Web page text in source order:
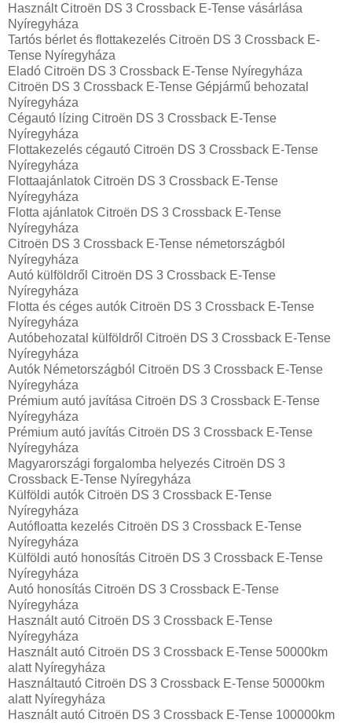
Használt Citroën DS 3 Crossback E-Tense vásárlása
Nyíregyháza
Tartós bérlet és flottakezelés Citroën DS 3 Crossback E-
Tense Nyíregyháza
Eladó Citroën DS 3 Crossback E-Tense Nyíregyháza
Citroën DS 3 Crossback E-Tense Gépjármű behozatal‎
Nyíregyháza
Cégautó lízing Citroën DS 3 Crossback E-Tense
Nyíregyháza
Flottakezelés cégautó Citroën DS 3 Crossback E-Tense
Nyíregyháza
Flottaajánlatok Citroën DS 3 Crossback E-Tense
Nyíregyháza
Flotta ajánlatok Citroën DS 3 Crossback E-Tense
Nyíregyháza
Citroën DS 3 Crossback E-Tense németországból
Nyíregyháza
Autó külföldről Citroën DS 3 Crossback E-Tense
Nyíregyháza
Flotta és céges autók Citroën DS 3 Crossback E-Tense
Nyíregyháza
Autóbehozatal külföldről Citroën DS 3 Crossback E-Tense
Nyíregyháza
Autók Németországból‎ Citroën DS 3 Crossback E-Tense
Nyíregyháza
Prémium autó javítása Citroën DS 3 Crossback E-Tense
Nyíregyháza
Prémium autó javítás Citroën DS 3 Crossback E-Tense
Nyíregyháza
Magyarországi forgalomba helyezés Citroën DS 3
Crossback E-Tense Nyíregyháza
Külföldi autók‎ Citroën DS 3 Crossback E-Tense
Nyíregyháza
Autófloatta kezelés Citroën DS 3 Crossback E-Tense
Nyíregyháza
Külföldi autó honosítás Citroën DS 3 Crossback E-Tense
Nyíregyháza
Autó honosítás Citroën DS 3 Crossback E-Tense
Nyíregyháza
Használt autó‎ Citroën DS 3 Crossback E-Tense
Nyíregyháza
Használt autó‎ Citroën DS 3 Crossback E-Tense 50000km
alatt Nyíregyháza
Használtautó‎ Citroën DS 3 Crossback E-Tense 50000km
alatt Nyíregyháza
Használt autó‎ Citroën DS 3 Crossback E-Tense 100000km